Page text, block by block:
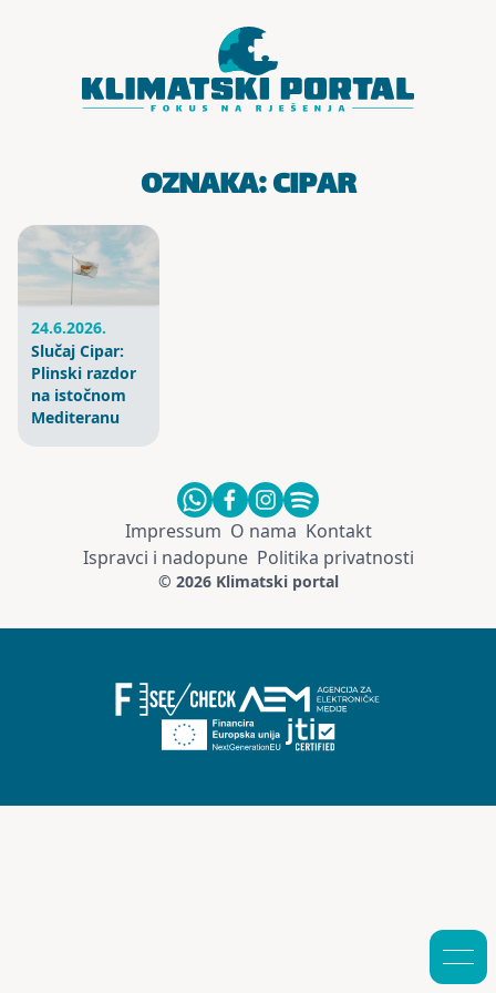
OZNAKA:CIPAR
24.6.2026.
Slučaj Cipar:
Plinski razdor
na istočnom
Mediteranu
Impressum O nama Kontakt
Ispravci i nadopune Politika privatnosti
© 2026 Klimatski portal